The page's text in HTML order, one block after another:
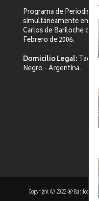
Programa de
simultáneamente en
Carlos de Bariloche
Febrero de 2006.
Domicilio Legal:
Negro - Argentina.
Copyright © 2022 ® Bariloche